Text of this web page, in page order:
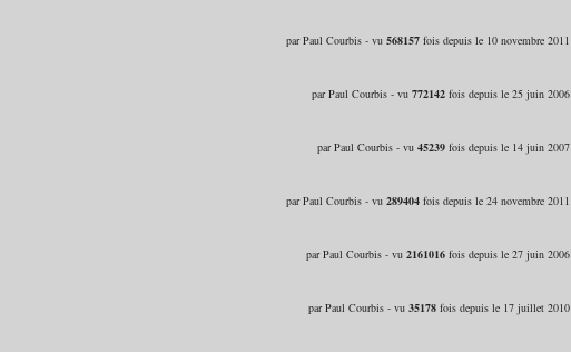
par Paul Courbis - vu 568157fois depuis le 10 novembre 2011
par Paul Courbis - vu 772142fois depuis le 25 juin 2006
par Paul Courbis - vu 45239fois depuis le 14 juin 2007
par Paul Courbis - vu 289404fois depuis le 24 novembre 2011
par Paul Courbis - vu 2161016fois depuis le 27 juin 2006
par Paul Courbis - vu 35178fois depuis le 17 juillet 2010